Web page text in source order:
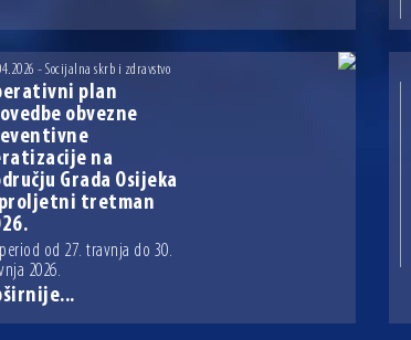
- Socijalna skrb i zdravstvo
plan
obvezne
na
Grada Osijeka
tretman
od 27. travnja do 30.
2026.